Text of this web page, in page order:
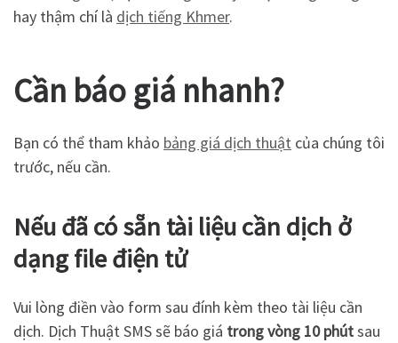
hay thậm chí là dịch tiếng Khmer.
Cần báo giá nhanh?
Bạn có thể tham khảo bảng giá dịch thuật của chúng tôi
trước, nếu cần.
Nếu đã có sẵn tài liệu cần dịch ở
dạng file điện tử
Vui lòng điền vào form sau đính kèm theo tài liệu cần
dịch. Dịch Thuật SMS sẽ báo giá trong vòng 10 phútsau